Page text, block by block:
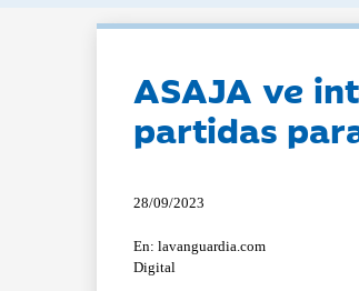
ASAJA ve
partidas
28/09/2023
En: lavanguardia.com
Digital